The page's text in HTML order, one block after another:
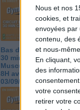
Nous et nos
cookies, et
envoyées par
contenu, des
et nous-
En cliquant,
des
consentement.
votre
retirer votre
Bas du Corps en Feu :
30 min Cardio + Renfo
Muscu | GymWaouw
8H avec Léa du
03/09/2025